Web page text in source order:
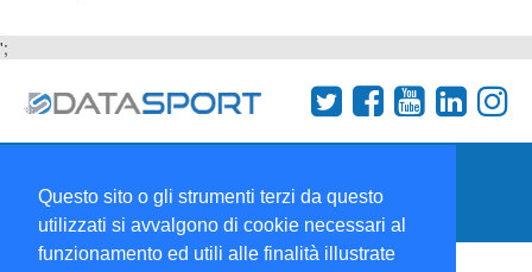
Questo sito o gli strumenti terzi da questo
utilizzati si avvalgono di cookie necessari al
funzionamento ed utili alle finalità illustrate
';
Collabora con noi